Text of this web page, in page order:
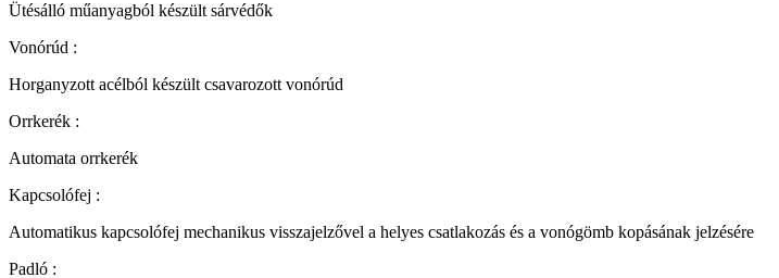
Ütésálló műanyagból készült sárvédők
Vonórúd :
Horganyzott acélból készült csavarozott vonórúd
Orrkerék :
Automata orrkerék
Kapcsolófej :
Automatikus kapcsolófej mechanikus visszajelzővel a helyes csatlakozás és a vonógömb kopásának jelzésére
Padló :